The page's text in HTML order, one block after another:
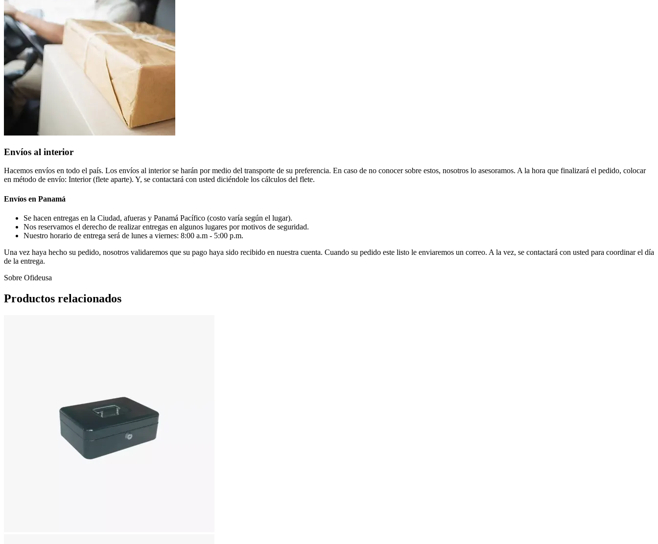
Envíos al interior
Hacemos envíos en todo el país. Los envíos al interior se harán por medio del transporte de su preferencia. En caso de no conocer sobre estos, nosotros lo asesoramos. A la hora que finalizará el pedido, colocar
en método de envío: Interior (flete aparte). Y, se contactará con usted diciéndole los cálculos del flete.
Envíos en Panamá
Se hacen entregas en la Ciudad, afueras y Panamá Pacífico (costo varía según el lugar).
Nos reservamos el derecho de realizar entregas en algunos lugares por motivos de seguridad.
Nuestro horario de entrega será de lunes a viernes: 8:00 a.m - 5:00 p.m.
Una vez haya hecho su pedido, nosotros validaremos que su pago haya sido recibido en nuestra cuenta. Cuando su pedido este listo le enviaremos un correo. A la vez, se contactará con usted para coordinar el día
de la entrega.
Sobre Ofideusa
Productos relacionados